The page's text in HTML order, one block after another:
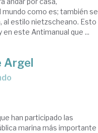
como es; también se
al estilo nietzscheano. Esto
este Antimanual que ...
Argel
han participado las
marina más importante